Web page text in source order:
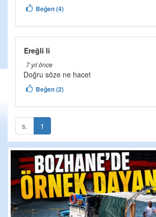
Beğen (4)
Ereğli li
7 yıl önce
Doğru söze ne hacet
Beğen (2)
s. 1